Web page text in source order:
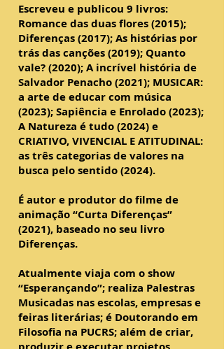
Escreveu e publicou 9 livros:
Romance das duas flores (2015);
Diferenças (2017); As histórias por
trás das canções (2019); Quanto
vale? (2020); A incrível história de
Salvador Penacho (2021); MUSICAR:
a arte de educar com música
(2023); Sapiência e Enrolado (2023);
A Natureza é tudo (2024) e
CRIATIVO, VIVENCIAL E ATITUDINAL:
as três categorias de valores na
busca pelo sentido (2024).
É autor e produtor do filme de
animação “Curta Diferenças”
(2021), baseado no seu livro
Diferenças.
Atualmente viaja com o show
“Esperançando”; realiza Palestras
Musicadas nas escolas, empresas e
feiras literárias; é Doutorando em
Filosofia na PUCRS; além de criar,